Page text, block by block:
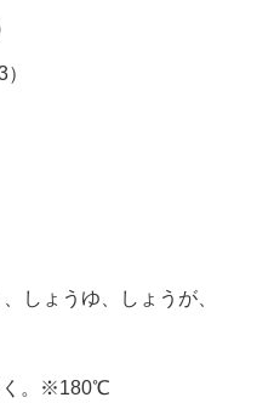
しょうゆ、しょうが、
く。※180℃